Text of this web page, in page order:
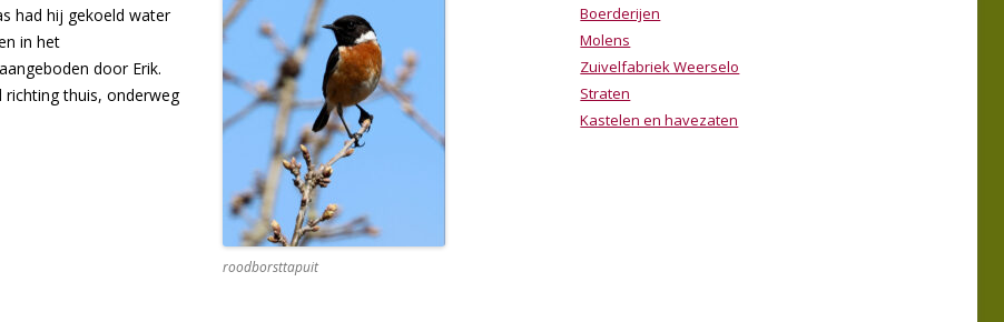
roodborsttapuit
had hij gekoeld water
in het
door Erik.
thuis, onderweg
Boerderijen
Molens
Zuivelfabriek Weerselo
Straten
Kastelen en havezaten